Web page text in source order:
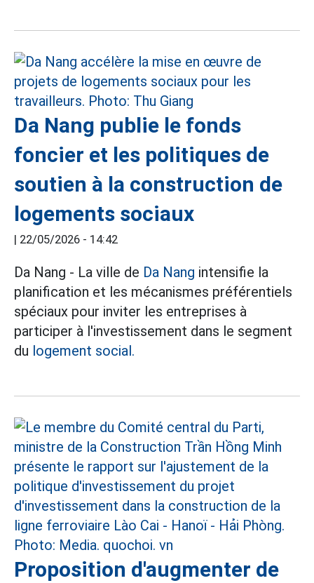
Da Nang publie le fonds
foncier et les politiques de
soutien à la construction de
logements sociaux
22/05/2026 - 14:42
Da Nang - La ville de Da Nang intensifie la
planification et les mécanismes préférentiels
spéciaux pour inviter les entreprises à
participer à l'investissement dans le segment
du logement social.
Proposition d'augmenter de